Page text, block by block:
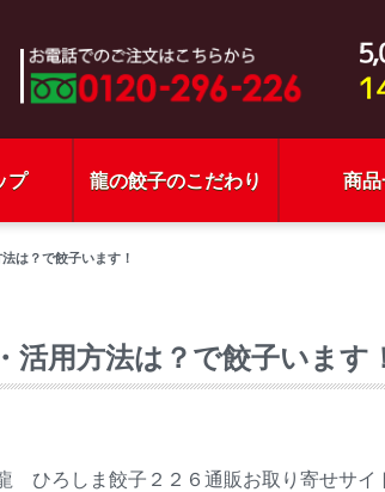
プ 龍の餃子のこだわり 商
は？で餃子います！
用方法は？で餃子います
ひろしま餃子２２６通販お取り寄せサイ